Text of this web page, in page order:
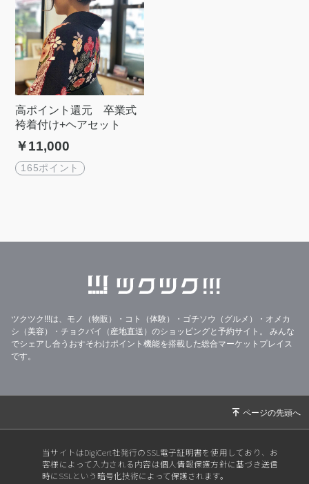
高ポイント還元 卒業式
袴着付け+ヘアセット
￥11,000
165ポイント
ツクツク!!!は、モノ（物販）・コト（体験）・ゴチソウ（グルメ）・オメカ
シ（美容）・チョクバイ（産地直送）のショッピングと予約サイト。
みんな
でシェアし合うおすそわけポイント機能を搭載した総合マーケットプレイス
です。
当サイトはDigiCert社発行のSSL電子証明書を使用しており、お
客様によって入力される内容は個人情報保護方針に基づき送信
時にSSLという暗号化技術によって保護されます。